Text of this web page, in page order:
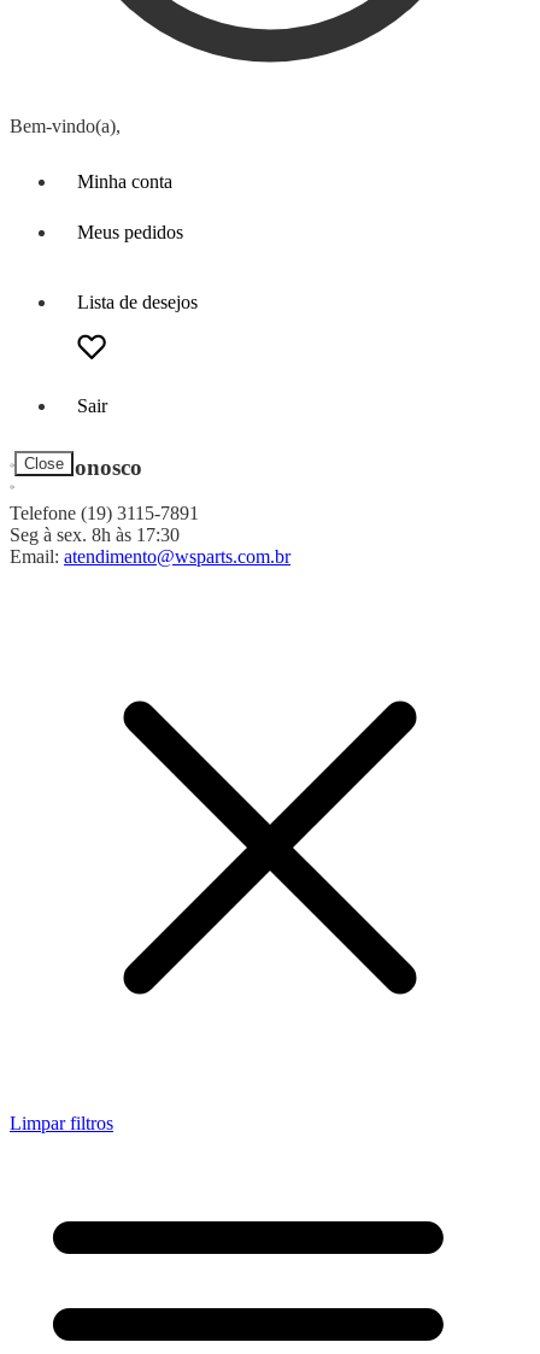
Bem-vindo(a),
Minha conta
Meus pedidos
Lista de desejos
Sair
Close
Fale Conosco
Telefone (19) 3115-7891
Seg à sex. 8h às 17:30
Email: atendimento@wsparts.com.br
Limpar filtros